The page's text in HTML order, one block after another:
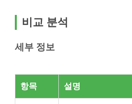
비교 분석
세부 정보
항목 설명